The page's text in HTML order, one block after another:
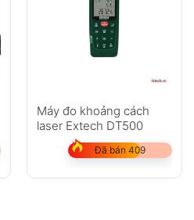
Máy đo khoảng cách
laser Extech DT500
Đã bán 409